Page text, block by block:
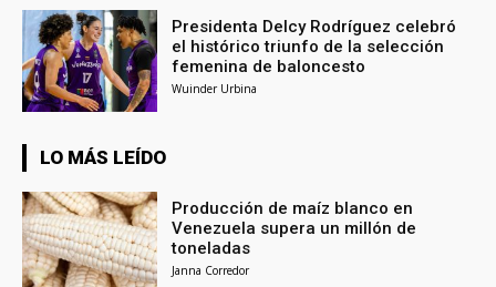
Presidenta Delcy Rodríguez celebró
el histórico triunfo de la selección
femenina de baloncesto
Wuinder Urbina
LO MÁS LEÍDO
Producción de maíz blanco en
Venezuela supera un millón de
toneladas
Janna Corredor